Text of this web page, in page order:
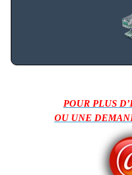
POUR PLUS
OU UNE